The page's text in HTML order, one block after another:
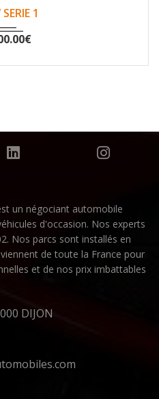
1
€
un négociant automobile
d'occasion. Nos experts
Nos parcs sont installés en
de toute la France pour
et de nos prix imbattables
DIJON